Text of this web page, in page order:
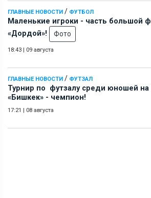
ГЛАВНЫЕ НОВОСТИ / ФУТБОЛ
Маленькие игроки - часть большой
«Дордой»!
Фото
18:43 | 09 августа
ГЛАВНЫЕ НОВОСТИ / ФУТЗАЛ
Турнир по футзалу среди юношей на
«Бишкек» - чемпион!
17:21 | 08 августа